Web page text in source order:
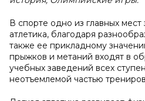
В спорте одно из главных мест
атлетика, благодаря
также ее прикладному
прыжков и метаний входят в
учебных заведений всех
неотъемлемой частью